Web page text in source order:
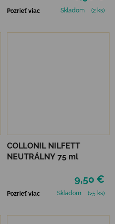
Pozrieť viac Skladom (2 ks)
COLLONIL NILFETT
NEUTRÁLNY 75 ml
9,50 €
Pozrieť viac Skladom (>5 ks)